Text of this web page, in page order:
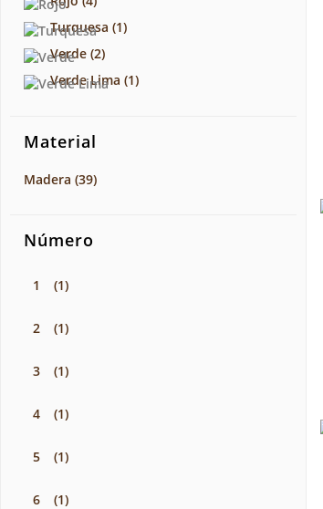
Turquesa (1)
Verde (2)
Verde Lima (1)
Material
Madera (39)
Número
1 (1)
2 (1)
3 (1)
4 (1)
5 (1)
6 (1)